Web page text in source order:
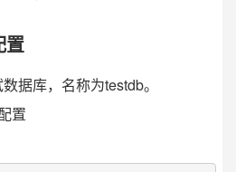
置
据库，名称为testdb。
置